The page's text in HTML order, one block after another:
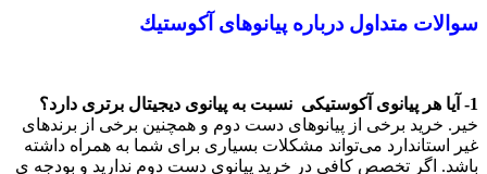
سوالات متداول درباره پیانوهای آكوستیك
1- آیا هر پیانوی آكوستیكی نسبت به پیانوی دیجیتال برتری دارد؟‌
خیر. خرید برخی از پیانوهای دست دوم و همچنین برخی از برندهای
غیر استاندارد می‌تواند مشكلات بسیاری برای شما به همراه داشته
باشد. اگر تخصص كافی در خرید پیانوی دست دوم ندارید و بودجه ی